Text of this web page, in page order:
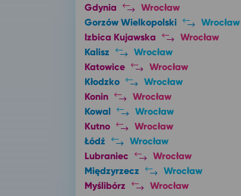
Gdynia
Wrocław
Gorzów Wielkopolski
Wrocław
Izbica Kujawska
Wrocław
Kalisz
Wrocław
Katowice
Wrocław
Kłodzko
Wrocław
Konin
Wrocław
Kowal
Wrocław
Kutno
Wrocław
Łódź
Wrocław
Lubraniec
Wrocław
Międzyrzecz
Wrocław
Myślibórz
Wrocław